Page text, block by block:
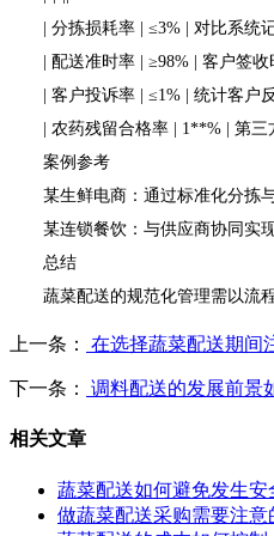
| 分拣损耗率 | ≤3% | 对比系统记
| 配送准时率 | ≥98% | 客户签收
| 客户投诉率 | ≤1% | 统计客户反
| 农药残留合格率 | 1**% | 第三
案例参考
某生鲜电商：通过标准化分拣与
某连锁餐饮：与供应商协同实现
总结
蔬菜配送的规范化管理需以流程
上一条： 在选择蔬菜配送期间
下一条： 调料配送的发展前景
相关文章
蔬菜配送如何避免发生安
做蔬菜配送采购需要注意